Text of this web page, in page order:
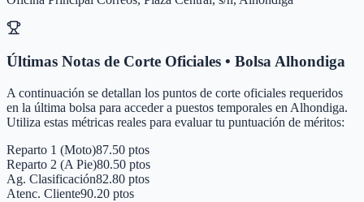
Últimas Notas de Corte Oficiales • BolsaAlhondiga
A continuación se detallan los puntos de corte oficiales requeridos
en la última bolsa para acceder a puestos temporales en Alhondiga.
Utiliza estas métricas reales para evaluar tu puntuación de méritos:
Reparto 1 (Moto)87.50 ptos
Reparto 2 (A Pie)80.50 ptos
Ag. Clasificación82.80 ptos
Atenc. Cliente90.20 ptos